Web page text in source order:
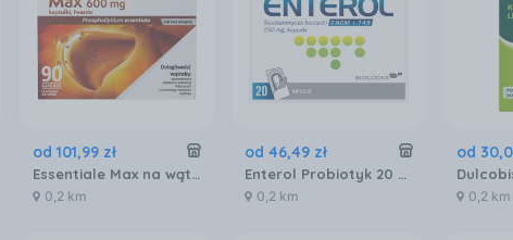
od 101,99 zł
Essentiale Max na wątrobę 600mg 90 kaps.
0,2 km
od 46,49 zł
Enterol Probiotyk 20 kapsułek 250 mg
0,2 km
od 30,
0,2 km